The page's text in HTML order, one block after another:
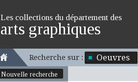
Les collections du département des
arts graphiques
Recherche sur : Oeuvres
Nouvelle recherche